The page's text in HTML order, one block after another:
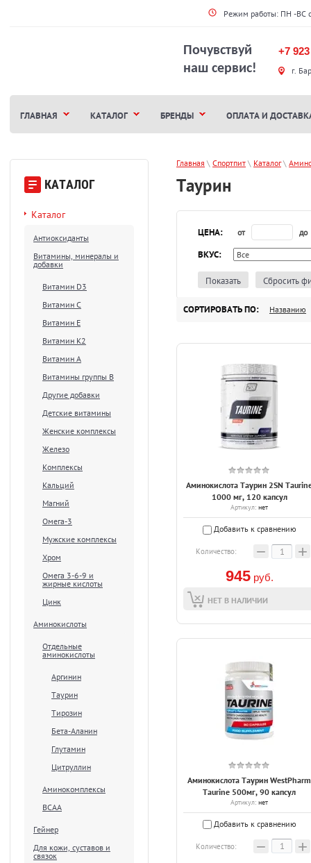
Режим работы: ПН -ВС
Почувствуй
наш сервис!
+7
г.
ГЛАВНАЯ КАТАЛОГ БРЕНДЫ ОПЛАТА И
КАТАЛОГ
Каталог
Антиоксиданты
Витамины, минералы и
добавки
Витамин D3
Витамин С
Витамин Е
Витамин К2
Витамин А
Витамины группы В
Другие добавки
Детские витамины
Женские комплексы
Железо
Комплексы
Кальций
Магний
Омега-3
Мужские комплексы
Хром
Омега 3-6-9 и
жирные кислоты
Цинк
Аминокислоты
Отдельные
аминокислоты
Аргинин
Таурин
Тирозин
Бета-Аланин
Глутамин
Цитруллин
Аминокомплексы
ВСАА
Гейнер
Для кожи, суставов и
связок
Главная \ Спортпит \ Каталог \
Таурин
ЦЕНА: от до
ВКУС:
Показать Сбросить
СОРТИРОВАТЬ ПО: Названию
Аминокислота Таурин 2SN
1000 мг, 120 капсул
Артикул: нет
Добавить к сравнению
Количество: − +
945руб.
НЕТ В НАЛИЧИИ
Аминокислота Таурин WestPharm
Taurine 500мг, 90 капсул
Артикул: нет
Добавить к сравнению
Количество: − +